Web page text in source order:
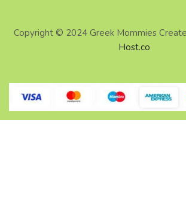
Copyright © 2024 Greek Mommies
Host.co